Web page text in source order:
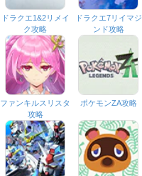
ドラクエ1&2リメイ
ク攻略
ドラクエ7リイマジ
ンド攻略
ファンキルスリスタ
攻略
ポケモンZA攻略